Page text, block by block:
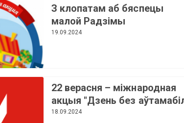
З клопатам аб бяспецы
малой Радзімы
19.09.2024
22 верасня – міжнародная
акцыя "Дзень без
18.09.2024